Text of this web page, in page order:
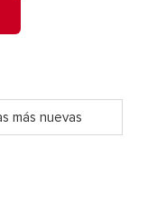
más nuevas